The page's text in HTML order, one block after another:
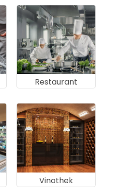
Restaurant
Vinothek